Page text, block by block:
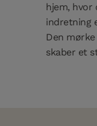
hjem, hvor
indretning
Den
skaber et